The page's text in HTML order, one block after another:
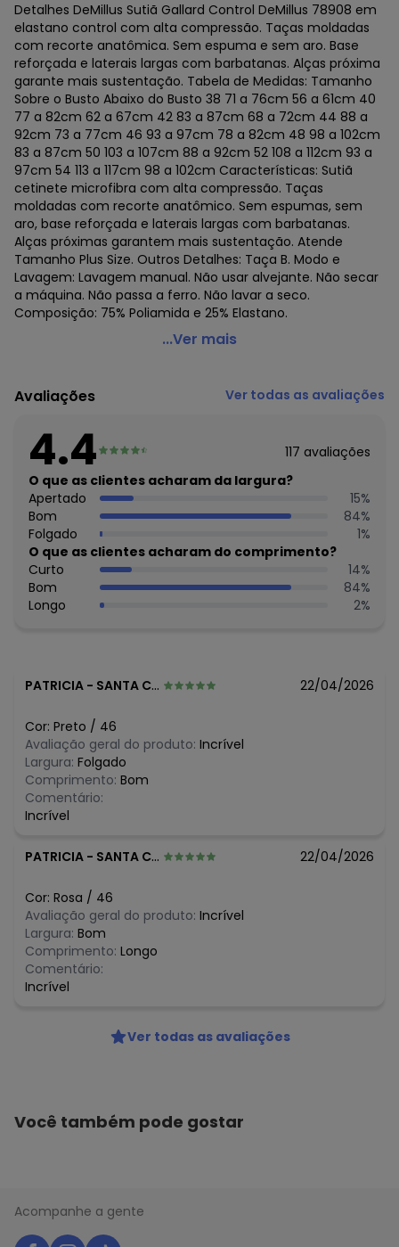
Detalhes DeMillus Sutiã Gallard Control DeMillus 78908 em
elastano control com alta compressão. Taças moldadas
com recorte anatômica. Sem espuma e sem aro. Base
reforçada e laterais largas com barbatanas. Alças próxima
garante mais sustentação. Tabela de Medidas: Tamanho
Sobre o Busto Abaixo do Busto 38 71 a 76cm 56 a 61cm 40
77 a 82cm 62 a 67cm 42 83 a 87cm 68 a 72cm 44 88 a
92cm 73 a 77cm 46 93 a 97cm 78 a 82cm 48 98 a 102cm
83 a 87cm 50 103 a 107cm 88 a 92cm 52 108 a 112cm 93 a
97cm 54 113 a 117cm 98 a 102cm Características: Sutiã
cetinete microfibra com alta compressão. Taças
moldadas com recorte anatômico. Sem espumas, sem
aro, base reforçada e laterais largas com barbatanas.
Alças próximas garantem mais sustentação. Atende
Tamanho Plus Size. Outros Detalhes: Taça B. Modo e
Lavagem: Lavagem manual. Não usar alvejante. Não secar
a máquina. Não passa a ferro. Não lavar a seco.
Composição: 75% Poliamida e 25% Elastano.
Demillus - Sutiã Sustentação Gallard Control Demillus
Código do produto: 20435696
Colecao : BASICO TODO DIA
...Ver mais
Avaliações Ver todas as avaliações
4.4 117 avaliações
O que as clientes acharam da largura?
Apertado
15%
Bom
84%
Folgado
1%
O que as clientes acharam do comprimento?
Curto
14%
Bom
84%
Longo
2%
PATRICIA - SANTA CECILIA - SC 22/04/2026
Cor: Preto / 46
Avaliação geral do produto: Incrível
Largura: Folgado
Comprimento: Bom
Comentário:
Incrível
PATRICIA - SANTA CECILIA - SC 22/04/2026
Cor: Rosa / 46
Avaliação geral do produto: Incrível
Largura: Bom
Comprimento: Longo
Comentário:
Incrível
Ver todas as avaliações
Você também pode gostar
Acompanhe a gente